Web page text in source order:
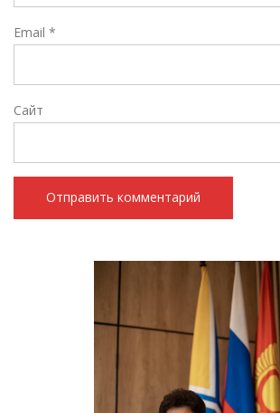
Email *
Сайт